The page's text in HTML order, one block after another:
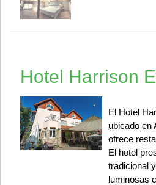
Hotel Harrison
El Hotel
ubicado en
ofrece
El hotel
tradicional
luminosas